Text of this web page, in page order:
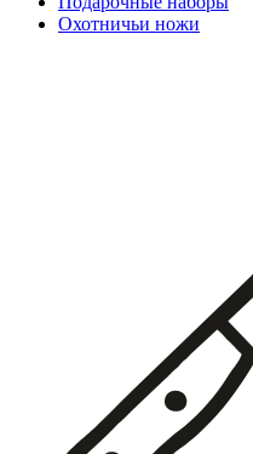
Охотничьи ножи